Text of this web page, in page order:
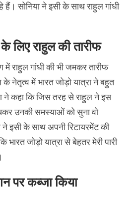
हैं। सोनिया ने इसी के साथ राहुल गांधी
के लिए राहुल की तारीफ
में राहुल गांधी की भी जमकर तारीफ
नेतृत्व में भारत जोड़ो यात्रा ने बहुत
ने कहा कि जिस तरह से राहुल ने इस
उनकी समस्याओं को सुना वो
ने इसी के साथ अपनी रिटायरमेंट की
जोड़ो यात्रा से बेहतर मेरी पारी
पर कब्जा किया